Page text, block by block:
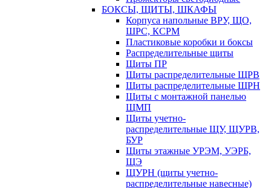
БОКСЫ, ЩИТЫ, ШКАФЫ
Корпуса напольные ВРУ, ЩО,
ШРС, КСРМ
Пластиковые коробки и боксы
Распределительные щиты
Щиты ПР
Щиты распределительные ЩРВ
Щиты распределительные ЩРН
Щиты с монтажной панелью
ЩМП
Щиты учетно-
распределительные ЩУ, ЩУРВ,
БУР
Щиты этажные УРЭМ, УЭРБ,
ЩЭ
ЩУРН (щиты учетно-
распределительные навесные)